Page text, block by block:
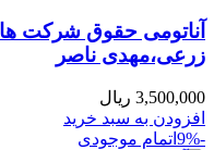
آناتومی حقوق شرکت
زرعی،مهدی ناصر
3,500,000 ریال
افزودن به سبد خرید
-9%
اتمام موجودی